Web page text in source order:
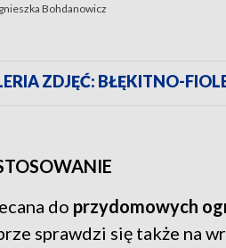
Bohdanowicz
ZDJĘĆ: BŁĘKITNO-
do przydomowych
sprawdzi się także na